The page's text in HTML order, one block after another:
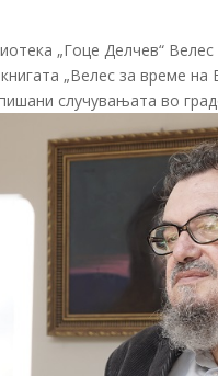
„Гоце Делчев“
„Велес за време на
случувањата во